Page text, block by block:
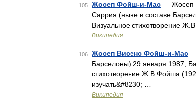
105 Жосеп Фойш-и-Мас — Жосеп
Саррия (ныне в составе
Визуальное стихотворение
Википедия
106 Жосеп Висенс Фойш-и-Мас —
Барселоны) 29 января 1987,
стихотворение Ж.В.Фойша
изучать&#8230; …
Википедия